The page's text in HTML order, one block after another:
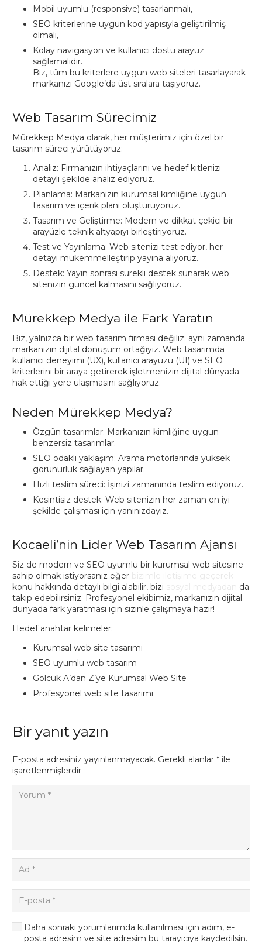
Mobil uyumlu (responsive) tasarlanmalı,
SEO kriterlerine uygun kod yapısıyla geliştirilmiş
olmalı,
Kolay navigasyon ve kullanıcı dostu arayüz
sağlamalıdır.
Biz, tüm bu kriterlere uygun web siteleri tasarlayarak
markanızı Google’da üst sıralara taşıyoruz.
Web Tasarım Sürecimiz
Mürekkep Medya olarak, her müşterimiz için özel bir
tasarım süreci yürütüyoruz:
Analiz: Firmanızın ihtiyaçlarını ve hedef kitlenizi
detaylı şekilde analiz ediyoruz.
Planlama: Markanızın kurumsal kimliğine uygun
tasarım ve içerik planı oluşturuyoruz.
Tasarım ve Geliştirme: Modern ve dikkat çekici bir
arayüzle teknik altyapıyı birleştiriyoruz.
Test ve Yayınlama: Web sitenizi test ediyor, her
detayı mükemmelleştirip yayına alıyoruz.
Destek: Yayın sonrası sürekli destek sunarak web
sitenizin güncel kalmasını sağlıyoruz.
Mürekkep Medya ile Fark Yaratın
Biz, yalnızca bir web tasarım firması değiliz; aynı zamanda
markanızın dijital dönüşüm ortağıyız. Web tasarımda
kullanıcı deneyimi (UX), kullanıcı arayüzü (UI) ve SEO
kriterlerini bir araya getirerek işletmenizin dijital dünyada
hak ettiği yere ulaşmasını sağlıyoruz.
Neden Mürekkep Medya?
Özgün tasarımlar: Markanızın kimliğine uygun
benzersiz tasarımlar.
SEO odaklı yaklaşım: Arama motorlarında yüksek
görünürlük sağlayan yapılar.
Hızlı teslim süreci: İşinizi zamanında teslim ediyoruz.
Kesintisiz destek: Web sitenizin her zaman en iyi
şekilde çalışması için yanınızdayız.
Kocaeli’nin Lider Web Tasarım Ajansı
Siz de modern ve SEO uyumlu bir kurumsal web sitesine
sahip olmak istiyorsanız eğer
konu hakkında detaylı bilgi alabilir, bizi
da
takip edebilirsiniz. Profesyonel ekibimiz, markanızın dijital
dünyada fark yaratması için sizinle çalışmaya hazır!
Hedef anahtar kelimeler:
Kurumsal web site tasarımı
SEO uyumlu web tasarım
Gölcük A’dan Z’ye Kurumsal Web Site
Profesyonel web site tasarımı
Bir yanıt yazın
E-posta adresiniz yayınlanmayacak. Gerekli alanlar * ile
işaretlenmişlerdir
Daha sonraki yorumlarımda kullanılması için adım, e-
posta adresim ve site adresim bu tarayıcıya kaydedilsin.